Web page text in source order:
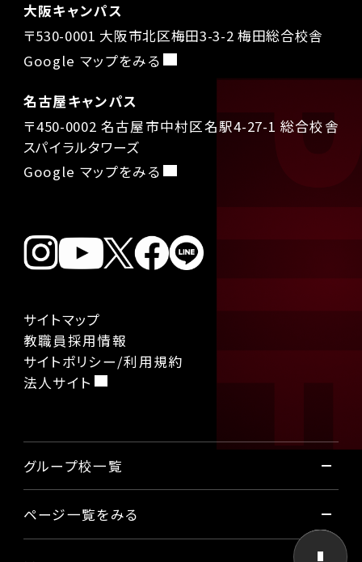
大阪キャンパス
〒530-0001 大阪市北区梅田3-3-2 梅田総合校舎
Google マップをみる
名古屋キャンパス
〒450-0002 名古屋市中村区名駅4-27-1 総合校舎
スパイラルタワーズ
Google マップをみる
サイトマップ
教職員採用情報
サイトポリシー/利用規約
法人サイト
グループ校一覧
国際ファッション専門職大学
ページ一覧をみる